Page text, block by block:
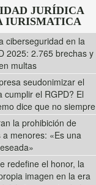
JURÍDICA
IURISMATICA
ciberseguridad en la
2025: 2.765 brechas y
multas
seudonimizar el
cumplir el RGPD? El
dice que no siempre
la prohibición de
a menores: «Es una
redefine el honor, la
imagen en la era